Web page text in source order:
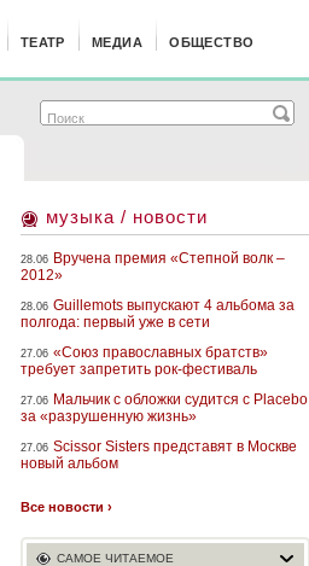
ТЕАТР МЕДИА ОБЩЕСТВО
музыка / новости
28.06 Вручена премия «Степной волк –
2012»
28.06 Guillemots выпускают 4 альбома за
полгода: первый уже в сети
27.06 «Союз православных братств»
требует запретить рок-фестиваль
27.06 Мальчик с обложки судится с Placebo
за «разрушенную жизнь»
27.06 Scissor Sisters представят в Москве
новый альбом
Все новости ›
САМОЕ ЧИТАЕМОЕ